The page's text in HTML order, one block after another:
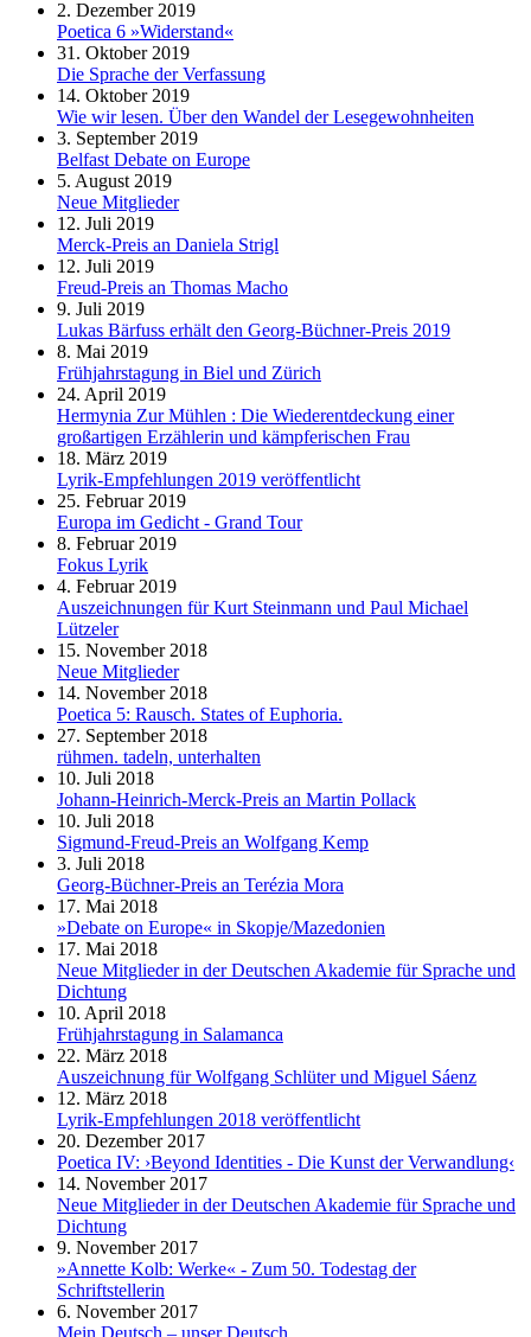
2. Dezember 2019
Poetica 6 »Widerstand«
31. Oktober 2019
Die Sprache der Verfassung
14. Oktober 2019
Wie wir lesen. Über den Wandel der Lesegewohnheiten
3. September 2019
Belfast Debate on Europe
5. August 2019
Neue Mitglieder
12. Juli 2019
Merck-Preis an Daniela Strigl
12. Juli 2019
Freud-Preis an Thomas Macho
9. Juli 2019
Lukas Bärfuss erhält den Georg-Büchner-Preis 2019
8. Mai 2019
Frühjahrstagung in Biel und Zürich
24. April 2019
Hermynia Zur Mühlen : Die Wiederentdeckung einer
großartigen Erzählerin und kämpferischen Frau
18. März 2019
Lyrik-Empfehlungen 2019 veröffentlicht
25. Februar 2019
Europa im Gedicht - Grand Tour
8. Februar 2019
Fokus Lyrik
4. Februar 2019
Auszeichnungen für Kurt Steinmann und Paul Michael
Lützeler
15. November 2018
Neue Mitglieder
14. November 2018
Poetica 5: Rausch. States of Euphoria.
27. September 2018
rühmen. tadeln, unterhalten
10. Juli 2018
Johann-Heinrich-Merck-Preis an Martin Pollack
10. Juli 2018
Sigmund-Freud-Preis an Wolfgang Kemp
3. Juli 2018
Georg-Büchner-Preis an Terézia Mora
17. Mai 2018
»Debate on Europe« in Skopje/Mazedonien
17. Mai 2018
Neue Mitglieder in der Deutschen Akademie für Sprache und
Dichtung
10. April 2018
Frühjahrstagung in Salamanca
22. März 2018
Auszeichnung für Wolfgang Schlüter und Miguel Sáenz
12. März 2018
Lyrik-Empfehlungen 2018 veröffentlicht
20. Dezember 2017
Poetica IV: ›Beyond Identities - Die Kunst der Verwandlung‹
14. November 2017
Neue Mitglieder in der Deutschen Akademie für Sprache und
Dichtung
9. November 2017
»Annette Kolb: Werke« - Zum 50. Todestag der
Schriftstellerin
6. November 2017
Mein Deutsch – unser Deutsch